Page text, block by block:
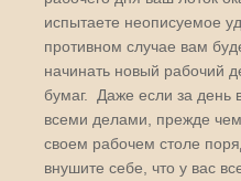
испытаете неописуемое
противном случае вам
начинать новый рабочий
бумаг. Даже если за день
всеми делами, прежде
своем рабочем столе
внушите себе, что у вас